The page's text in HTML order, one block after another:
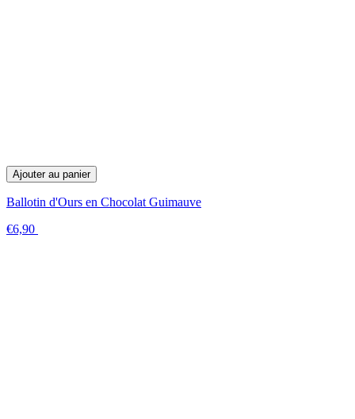
Ajouter au panier
Ballotin d'Ours en Chocolat Guimauve
€6,90